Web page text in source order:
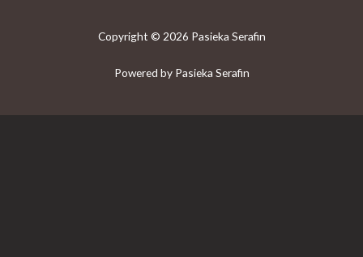
Copyright © 2026 Pasieka Serafin
Powered by Pasieka Serafin